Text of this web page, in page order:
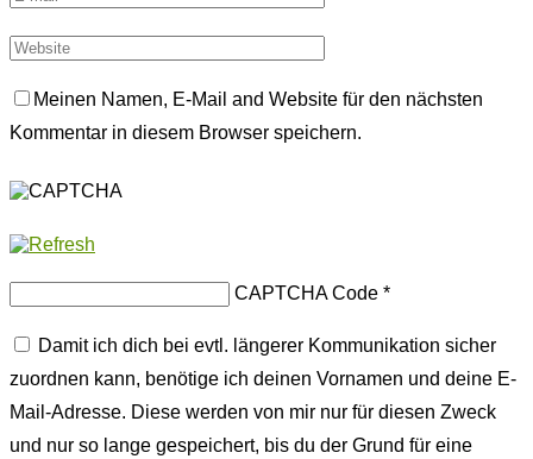
Meinen Namen, E-Mail and Website für den nächsten
Kommentar in diesem Browser speichern.
CAPTCHA Code *
Damit ich dich bei evtl. längerer Kommunikation sicher
zuordnen kann, benötige ich deinen Vornamen und deine E-
Mail-Adresse. Diese werden von mir nur für diesen Zweck
und nur so lange gespeichert, bis du der Grund für eine